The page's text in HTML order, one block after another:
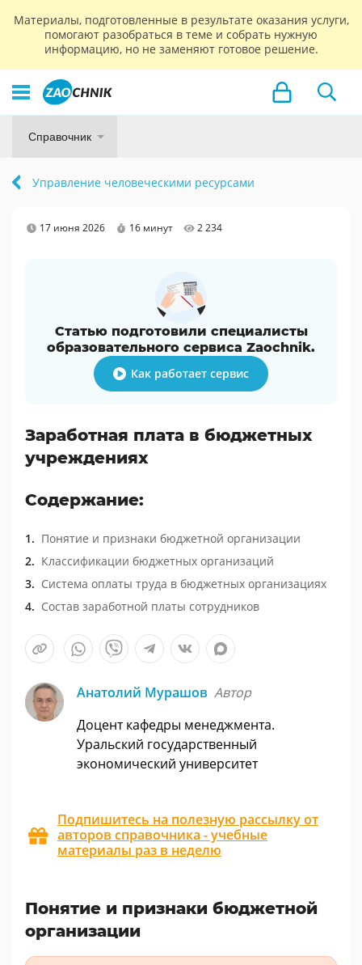
Материалы, подготовленные в результате оказания услуги,
помогают разобраться в теме и собрать нужную
информацию, но не заменяют готовое решение.
Справочник
Управление человеческими ресурсами
17 июня 2026 16 минут 2 234
Статью подготовили специалисты
образовательного сервиса Zaochnik.
Как работает сервис
Заработная плата в бюджетных
учреждениях
Содержание:
Понятие и признаки бюджетной организации
Классификации бюджетных организаций
Система оплаты труда в бюджетных организациях
Состав заработной платы сотрудников
Анатолий Мурашов Автор
Доцент кафедры менеджмента.
Уральский государственный
экономический университет
Подпишитесь на полезную рассылку от
авторов справочника - учебные
материалы раз в неделю
Понятие и признаки бюджетной
организации